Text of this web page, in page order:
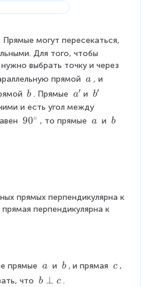
c
Прямые могут пересекаться,
Для того, чтобы
выбрать точку и через
прямой \
\
a , и
\
\
b
b . Прямые a
'
a′ и b
'
b′
и есть угол между
9
c
90∘ , то прямые \
a и \
b
прямых перпендикулярна к
перпендикулярна к
прямые \
\
a и \
b , и прямая \
c ,
что b
b ⊥ c .